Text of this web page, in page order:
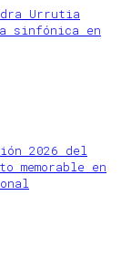
Urrutia
sinfónica en
2026 del
memorable en